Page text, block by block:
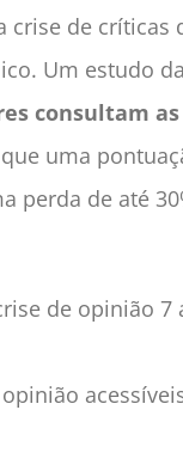
crise de críticas
Um estudo
consultam
uma
perda de até
de opinião 7